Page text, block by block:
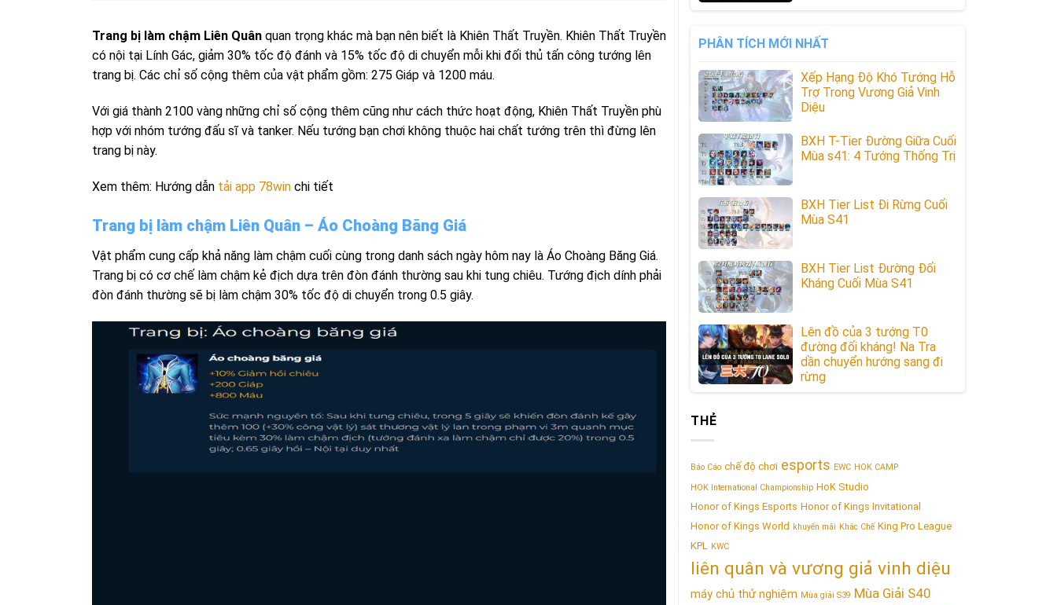
Trang bị làm chậm Liên Quân quan trọng khác mà bạn nên biết là Khiên Thất Truyền. Khiên Thất Truyền
có nội tại Lính Gác, giảm 30% tốc độ đánh và 15% tốc độ di chuyển mỗi khi đối thủ tấn công tướng lên
trang bị. Các chỉ số cộng thêm của vật phẩm gồm: 275 Giáp và 1200 máu.
Với giá thành 2100 vàng những chỉ số cộng thêm cũng như cách thức hoạt động, Khiên Thất Truyền phù
hợp với nhóm tướng đấu sĩ và tanker. Nếu tướng bạn chơi không thuộc hai chất tướng trên thì đừng lên
trang bị này.
Xem thêm: Hướng dẫn tải app 78win chi tiết
Trang bị làm chậm Liên Quân – Áo Choàng Băng Giá
Vật phẩm cung cấp khả năng làm chậm cuối cùng trong danh sách ngày hôm nay là Áo Choàng Băng Giá.
Trang bị có cơ chế làm chậm kẻ địch dựa trên đòn đánh thường sau khi tung chiêu. Tướng địch dính phải
đòn đánh thường sẽ bị làm chậm 30% tốc độ di chuyển trong 0.5 giây.
PHÂN TÍCH MỚI NHẤT
Xếp Hạng Độ Khó Tướng Hỗ
Trợ Trong Vương Giả Vinh
Diệu
BXH T-Tier Đường Giữa Cuối
Mùa s41: 4 Tướng Thống Trị
BXH Tier List Đi Rừng Cuối
Mùa S41
BXH Tier List Đường Đối
Kháng Cuối Mùa S41
Lên đồ của 3 tướng T0
đường đối kháng! Na Tra
dần chuyển hướng sang đi
rừng
THẺ
Báo Cáo chế độ chơi esports EWC HOK CAMP
HOK International Championship HoK Studio
Honor of Kings Esports Honor of Kings Invitational
Honor of Kings World khuyến mãi Khắc Chế King Pro League
KPL
KWC
liên quân và vương giả vinh diệu
máy chủ thử nghiệm Mùa giải S39 Mùa Giải S40